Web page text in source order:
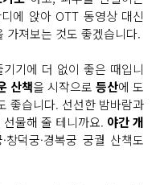
에 앉아 OTT 동영상 대신
가져보는 것도 좋겠습니다.
기에 더 없이 좋은 때입니
산책을 시작으로 등산에 도
좋습니다. 선선한 밤바람과
물해 줄 테니까요. 야간 개
덕궁·경복궁 궁궐 산책도